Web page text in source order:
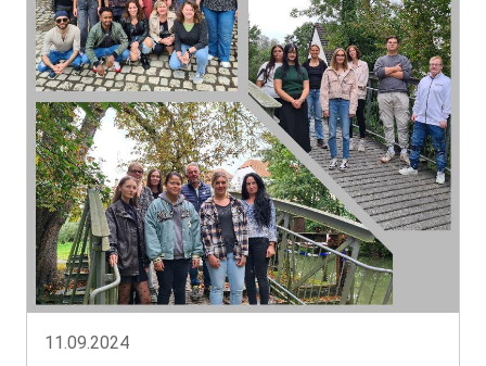
11.09.2024